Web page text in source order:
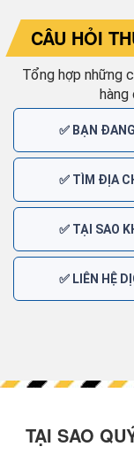
CÂU HỎI
Tổng hợp những
✅ BẠN
✅ TÌM ĐỊA
✅ TẠI SAO
✅ LIÊN HỆ
TẠI SAO